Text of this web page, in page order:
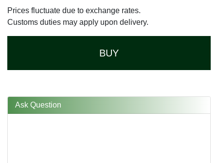
Prices fluctuate due to exchange rates.
Customs duties may apply upon delivery.
BUY
Ask Question